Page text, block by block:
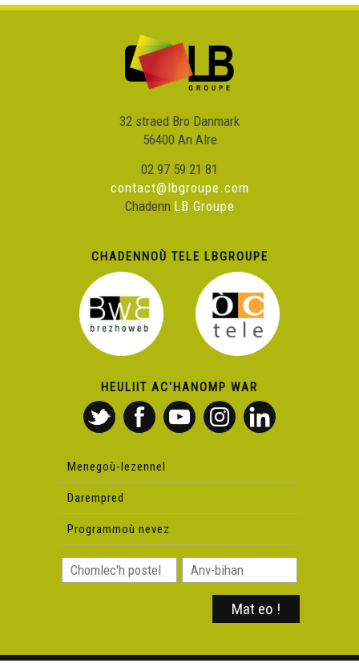
32 straed Bro Danmark
56400 An Alre
02 97 59 21 81
contact@lbgroupe.com
Chadenn LB Groupe
CHADENNOÙ TELE LBGROUPE
HEULIIT AC'HANOMP WAR
Menegoù-lezennel
Darempred
Programmoù nevez